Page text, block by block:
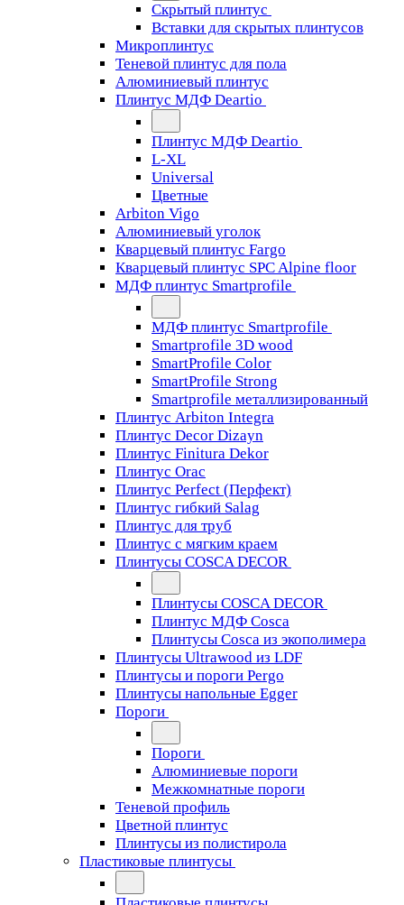
Скрытый плинтус
Вставки для скрытых плинтусов
Микроплинтус
Теневой плинтус для пола
Алюминиевый плинтус
Плинтус МДФ Deartio
Плинтус МДФ Deartio
L-XL
Universal
Цветные
Arbiton Vigo
Алюминиевый уголок
Кварцевый плинтус Fargo
Кварцевый плинтус SPC Alpine floor
МДФ плинтус Smartprofile
МДФ плинтус Smartprofile
Smartprofile 3D wood
SmartProfile Color
SmartProfile Strong
Smartprofile металлизированный
Плинтус Arbiton Integra
Плинтус Decor Dizayn
Плинтус Finitura Dekor
Плинтус Orac
Плинтус Perfect (Перфект)
Плинтус гибкий Salag
Плинтус для труб
Плинтус с мягким краем
Плинтусы COSCA DECOR
Плинтусы COSCA DECOR
Плинтус МДФ Cosca
Плинтусы Cosca из экополимера
Плинтусы Ultrawood из LDF
Плинтусы и пороги Pergo
Плинтусы напольные Egger
Пороги
Пороги
Алюминиевые пороги
Межкомнатные пороги
Теневой профиль
Цветной плинтус
Плинтусы из полистирола
Пластиковые плинтусы